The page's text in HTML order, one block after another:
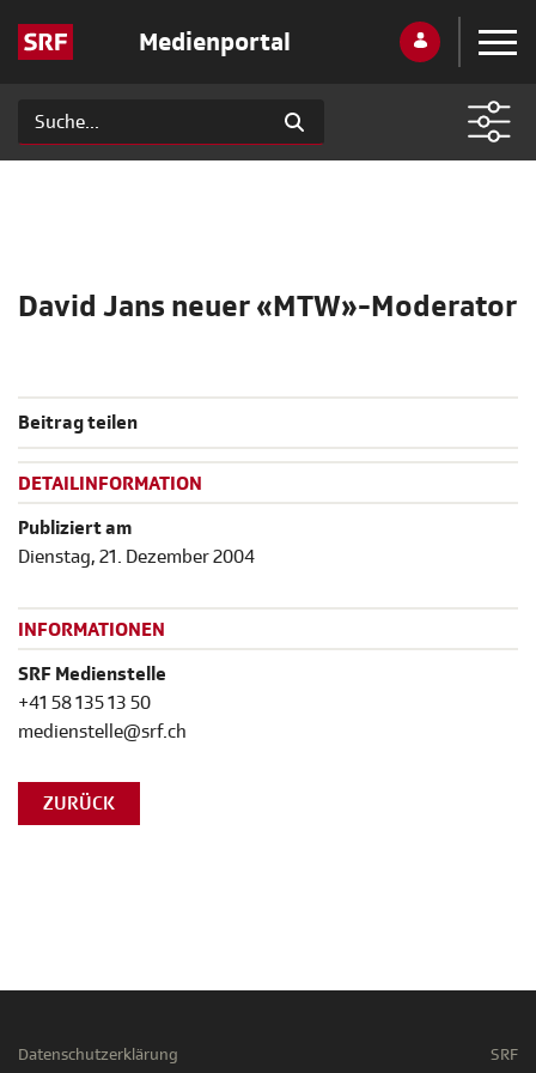
Medienportal
David Jans neuer «MTW»-Moderator
Beitrag teilen
DETAILINFORMATION
Publiziert am
Dienstag, 21. Dezember 2004
INFORMATIONEN
SRF Medienstelle
+41 58 135 13 50
medienstelle@srf.ch
ZURÜCK
Datenschutzerklärung SRF